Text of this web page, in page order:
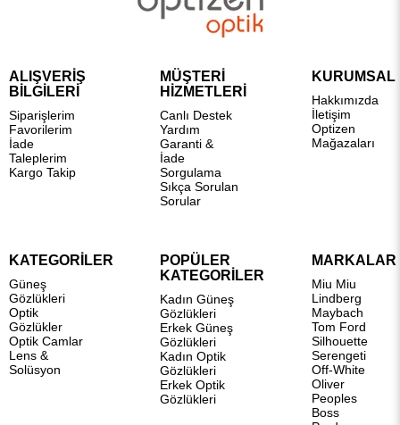
ALIŞVERİŞ
BİLGİLERİ
Siparişlerim
Favorilerim
İade
Taleplerim
Kargo Takip
MÜŞTERİ
HİZMETLERİ
Canlı Destek
Yardım
Garanti &
İade
Sorgulama
Sıkça Sorulan
Sorular
KURUMSAL
Hakkımızda
İletişim
Optizen
Mağazaları
KATEGORİLER
Güneş
Gözlükleri
Optik
Gözlükler
Optik Camlar
Lens &
Solüsyon
POPÜLER
KATEGORİLER
Kadın Güneş
Gözlükleri
Erkek Güneş
Gözlükleri
Kadın Optik
Gözlükleri
Erkek Optik
Gözlükleri
MARKALAR
Miu Miu
Lindberg
Maybach
Tom Ford
Silhouette
Serengeti
Off-White
Oliver
Peoples
Boss